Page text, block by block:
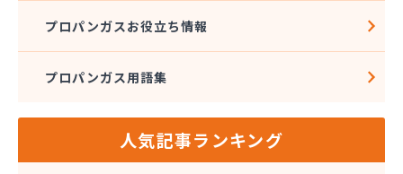
広島ガス北部販売株式会社 北部保安センター広島
安佐エリア営業所
広島ガス北部販売株式会社 本社祇園分室
業所
広島県LPガス協会・お客様相談所
広島酸素株式会社
プロパンガスお役立ち情報
プロパンガス用語集
人気記事ランキング